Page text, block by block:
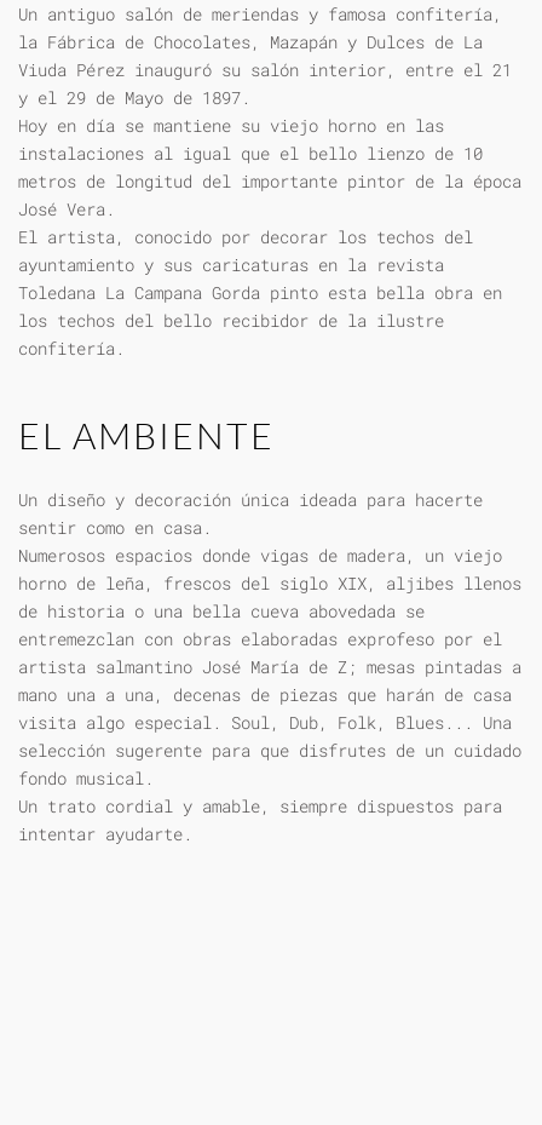
Un antiguo salón de meriendas y famosa confitería,
la Fábrica de Chocolates, Mazapán y Dulces de La
Viuda Pérez inauguró su salón interior, entre el 21
y el 29 de Mayo de 1897.
Hoy en día se mantiene su viejo horno en las
instalaciones al igual que el bello lienzo de 10
metros de longitud del importante pintor de la época
José Vera.
El artista, conocido por decorar los techos del
ayuntamiento y sus caricaturas en la revista
Toledana La Campana Gorda pinto esta bella obra en
los techos del bello recibidor de la ilustre
confitería.
EL AMBIENTE
Un diseño y decoración única ideada para hacerte
sentir como en casa.
Numerosos espacios donde vigas de madera, un viejo
horno de leña, frescos del siglo XIX, aljibes llenos
de historia o una bella cueva abovedada se
entremezclan con obras elaboradas exprofeso por el
artista salmantino José María de Z; mesas pintadas a
mano una a una, decenas de piezas que harán de casa
visita algo especial. Soul, Dub, Folk, Blues... Una
selección sugerente para que disfrutes de un cuidado
fondo musical.
Un trato cordial y amable, siempre dispuestos para
intentar ayudarte.